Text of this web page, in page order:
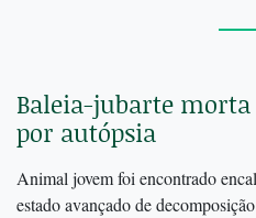
Baleia-jubarte
por autópsia
Animal jovem foi encontrado
estado avançado de